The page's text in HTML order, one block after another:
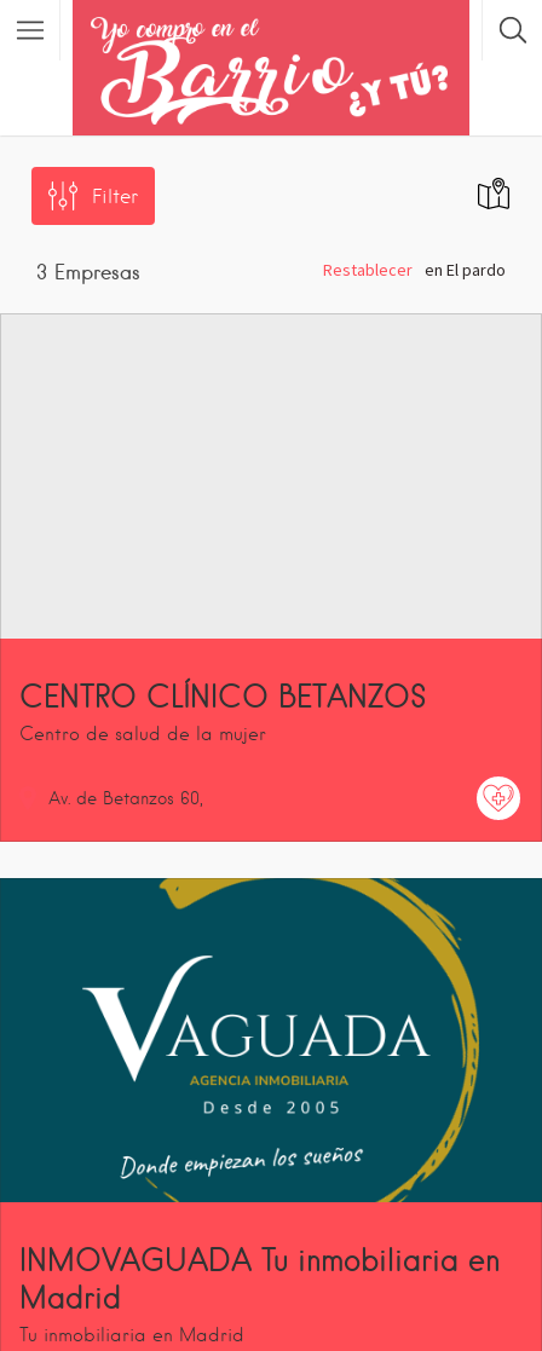
Filter
3 Empresas en El pardo
Restablecer
CENTRO CLÍNICO BETANZOS
Centro de salud de la mujer
Av. de Betanzos 60
INMOVAGUADA Tu inmobiliaria en
Madrid
Tu inmobiliaria en Madrid